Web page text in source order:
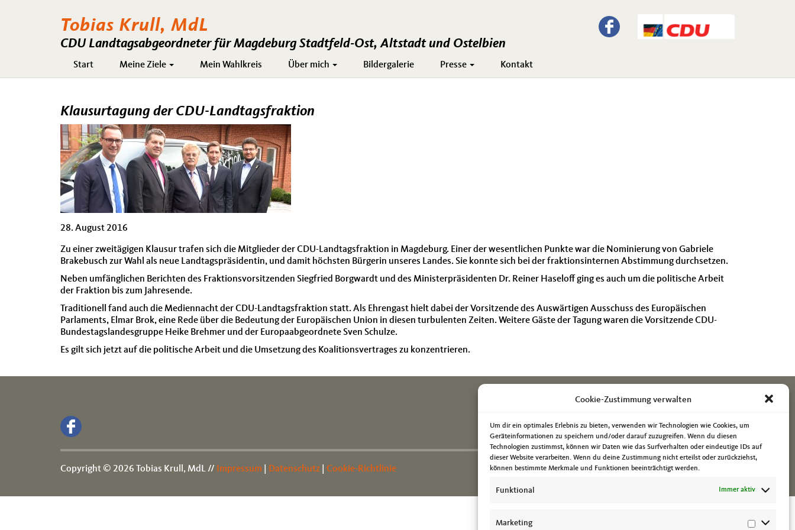
Cookie-Zustimmung verwalten
Um dir ein optimales Erlebnis zu bieten, verwenden wir Technologien wie Cookies, um
Geräteinformationen zu speichern und/oder darauf zuzugreifen. Wenn du diesen
Technologien zustimmst, können wir Daten wie das Surfverhalten oder eindeutige IDs auf
dieser Website verarbeiten. Wenn du deine Zustimmung nicht erteilst oder zurückziehst,
können bestimmte Merkmale und Funktionen beeinträchtigt werden.
Funktional Immer aktiv
Marketing
Tobias Krull, MdL
CDU Landtagsabgeordneter für Magdeburg Stadtfeld-Ost, Altstadt und Ostelbien
Hauptnavigation
Start Meine Ziele Mein Wahlkreis Über mich Bildergalerie Presse Kontakt
Klausurtagung der CDU-Landtagsfraktion
28. August 2016
Zu einer zweitägigen Klausur trafen sich die Mitglieder der CDU-Landtagsfraktion in Magdeburg. Einer der wesentlichen Punkte war die Nominierung von Gabriele
Brakebusch zur Wahl als neue Landtagspräsidentin, und damit höchsten Bürgerin unseres Landes. Sie konnte sich bei der fraktionsinternen Abstimmung durchsetzen.
Neben umfänglichen Berichten des Fraktionsvorsitzenden Siegfried Borgwardt und des Ministerpräsidenten Dr. Reiner Haseloff ging es auch um die politische Arbeit
der Fraktion bis zum Jahresende.
Traditionell fand auch die Mediennacht der CDU-Landtagsfraktion statt. Als Ehrengast hielt dabei der Vorsitzende des Auswärtigen Ausschuss des Europäischen
Parlaments, Elmar Brok, eine Rede über die Bedeutung der Europäischen Union in diesen turbulenten Zeiten. Weitere Gäste der Tagung waren die Vorsitzende CDU-
Bundestagslandesgruppe Heike Brehmer und der Europaabgeordnete Sven Schulze.
Es gilt sich jetzt auf die politische Arbeit und die Umsetzung des Koalitionsvertrages zu konzentrieren.
Copyright © 2026 Tobias Krull, MdL // Impressum Datenschutz Cookie-Richtlinie